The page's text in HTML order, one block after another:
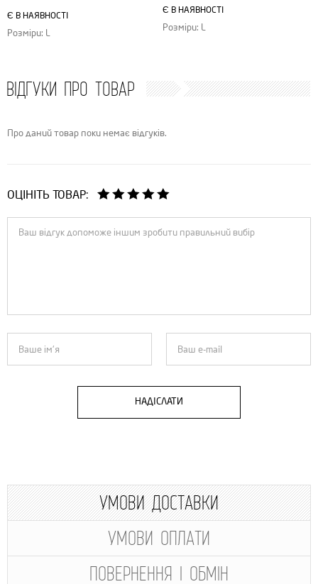
Є В НАЯВНОСТІ
Розміри: L
Є В НАЯВНОСТІ
Розміри: L
ВІДГУКИ ПРО ТОВАР
Про даний товар поки немає відгуків.
ОЦІНІТЬ ТОВАР:
НАДІСЛАТИ
УМОВИ ДОСТАВКИ
УМОВИ ОПЛАТИ
ПОВЕРНЕННЯ І ОБМІН